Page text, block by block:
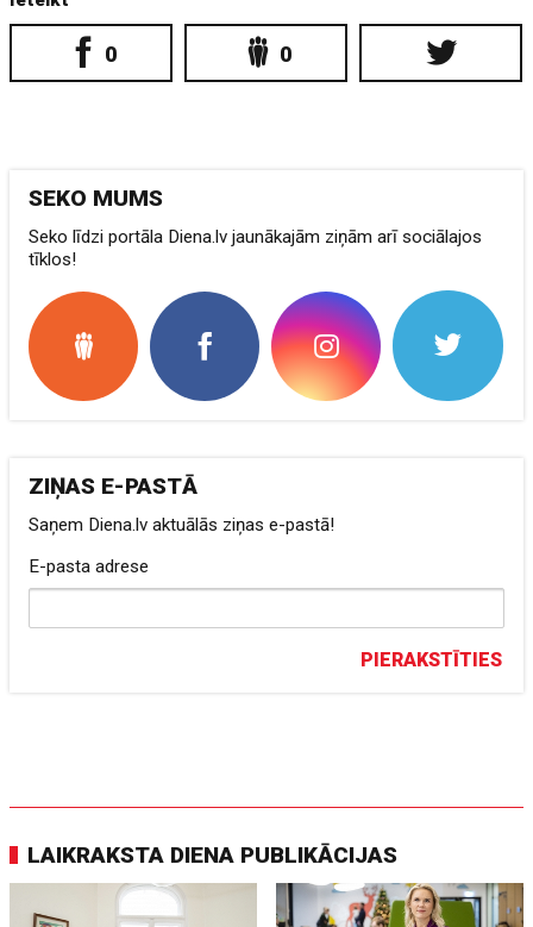
0 0
SEKO MUMS
Seko līdzi portāla Diena.lv jaunākajām ziņām arī sociālajos
tīklos!
ZIŅAS E-PASTĀ
Saņem Diena.lv aktuālās ziņas e-pastā!
E-pasta adrese
PIERAKSTĪTIES
LAIKRAKSTA DIENA PUBLIKĀCIJAS